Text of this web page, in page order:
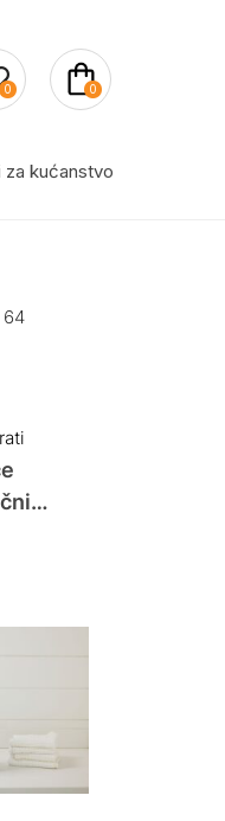
0 0
za kućanstvo
64